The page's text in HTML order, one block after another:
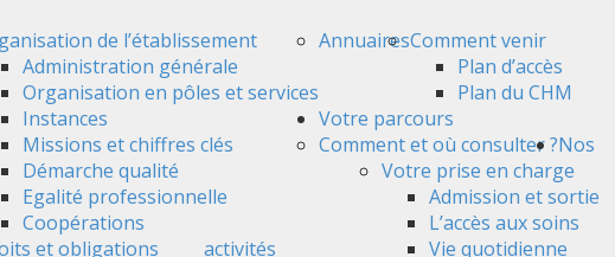
de l’établissement
Administration générale
Organisation en pôles et services
Instances
Missions et chiffres clés
Démarche qualité
Egalité professionnelle
Coopérations
AnnuairesComment venir
Plan d’accès
Plan du CHM
Votre parcours
Comment et où consulter ?
Votre prise en charge
Admission et sortie
L’accès aux soins
Vie quotidienne
et obligations
Nos
activités